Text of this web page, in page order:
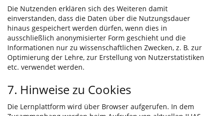
Die Nutzenden erklären sich des Weiteren damit
einverstanden, dass die Daten über die Nutzungsdauer
hinaus gespeichert werden dürfen, wenn dies in
ausschließlich anonymisierter Form geschieht und die
Informationen nur zu wissenschaftlichen Zwecken, z. B. zur
Optimierung der Lehre, zur Erstellung von Nutzerstatistiken
etc. verwendet werden.
7. Hinweise zu Cookies
Die Lernplattform wird über Browser aufgerufen. In dem